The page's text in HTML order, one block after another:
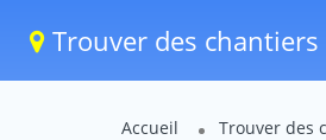
Trouver des chantiers
Accueil Trouver des